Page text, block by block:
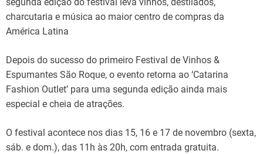
segunda edição do festival leva vinhos, destilados,
charcutaria e música ao maior centro de compras da
América Latina
Depois do sucesso do primeiro Festival de Vinhos &
Espumantes São Roque, o evento retorna ao ‘Catarina
Fashion Outlet’ para uma segunda edição ainda mais
especial e cheia de atrações.
O festival acontece nos dias 15, 16 e 17 de novembro (sexta,
sáb. e dom.), das 11h às 20h, com entrada gratuita.